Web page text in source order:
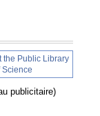
publicitaire)